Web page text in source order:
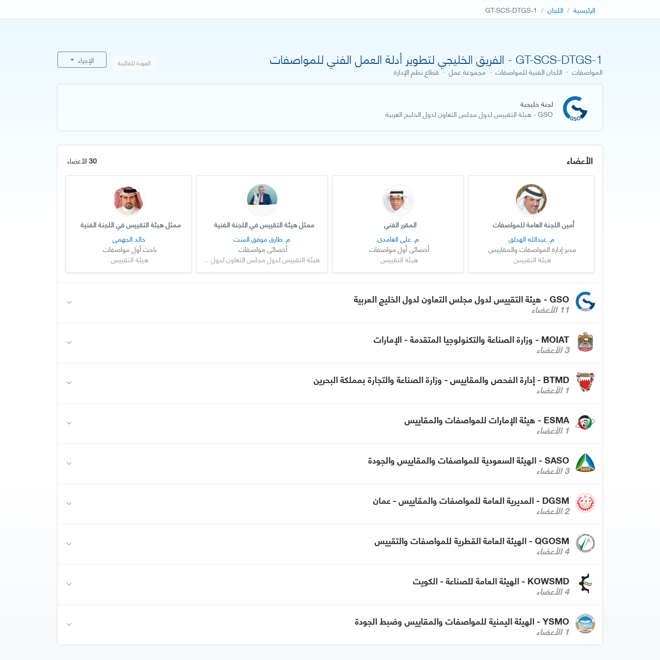
الرئيسية اللجان GT-SCS-DTGS-1
GT-SCS-DTGS-1 - الفريق الخليجي لتطوير أدلة العمل الفني للمواصفات
المواصفات · اللجان الفنية للمواصفات · مجموعة عمل · قطاع نظم الإدارة
العودة للقائمة الإجراء
لجنة خليجية
GSO - هيئة التقييس لدول مجلس التعاون لدول الخليج العربية
الأعضاء 30الأعضاء
أمين اللجنة العامة للمواصفات
م. عبدالله الهدلق
مدير إدارة المواصفات والمقاييس
هيئة التقييس
المقرر الفني
م. علي الغامدي
أخصائي أول مواصفات
هيئة التقييس
ممثل هيئة التقييس في اللجنة الفنية
م. طارق موفق الست
أخصائي مواصفات
هيئة التقييس لدول مجلس التعاون لدول الخليج العربية
ممثل هيئة التقييس في اللجنة الفنية
خالد الجهمي
باحث أول مواصفات
هيئة التقييس
GSO - هيئة التقييس لدول مجلس التعاون لدول الخليج العربية
11 الأعضاء
MOIAT - وزارة الصناعة والتكنولوجيا المتقدمة - الإمارات
3 الأعضاء
BTMD - إدارة الفحص والمقاييس - وزارة الصناعة والتجارة بمملكة البحرين
1 الأعضاء
ESMA - هيئة الإمارات للمواصفات والمقاييس
1 الأعضاء
SASO - الهيئة السعودية للمواصفات والمقاييس والجودة
3 الأعضاء
DGSM - المديرية العامة للمواصفات والمقاييس - عمان
2 الأعضاء
QGOSM - الهيئة العامة القطرية للمواصفات والتقييس
4 الأعضاء
KOWSMD - الهيئة العامة للصناعة - الكويت
4 الأعضاء
YSMO - الهيئة اليمنية للمواصفات والمقاييس وضبط الجودة
1 الأعضاء